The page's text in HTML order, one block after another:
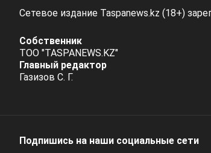
Сетевое издание Taspanews.kz (18+)
Собственник
ТОО "TASPANEWS.KZ"
Главный редактор
Газизов С. Г.
Подпишись на наши социальные cети